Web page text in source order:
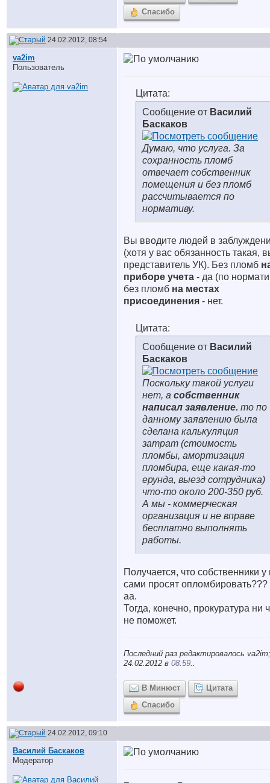
Спасибо
24.02.2012, 08:54
va2im
Пользователь
Цитата:
Сообщение от Василий
Баскаков
Думаю, что услуга. За
сохранность пломб
отвечает собственник
помещения и без пломб
рассчитывается по
нормативу.
Вы вводите людей в
(хотя у вас обязанность такая,
представитель УК). Без пломб
приборе учета - да (по
без пломб на местах
присоединения - нет.
Цитата:
Сообщение от Василий
Баскаков
Поскольку такой услуги
нет, а собственник
написал заявление. то по
данному заявлению была
сделана калькуляция
затрат (стоимость
пломбы, амортизация
пломбира, еще какая-то
ерунда, выезд сотрудника)
что-то около 200-350 руб.
А мы - коммерческая
организация и не вправе
бесплатно выполнять
работы.
Получается, что собственники у
сами просят опломбировать???
аа.
Тогда, конечно, прокуратура ни
не поможет.
Последний раз редактировалось va2im;
24.02.2012 в 08:59..
В Минюст
Цитата
Спасибо
24.02.2012, 09:10
Василий Баскаков
Модератор